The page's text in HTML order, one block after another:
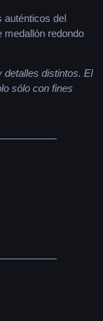
auténticos del
medallón redondo
detalles distintos. El
sólo con fines